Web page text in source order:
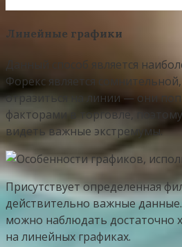
Линейные графики
Данный способ является
Форекс является
отразиться на линии — они
факторами в торговле,
видеть важные экстремумы.
Присутствует определенная
действительно важные
можно наблюдать достаточно
на линейных графиках.